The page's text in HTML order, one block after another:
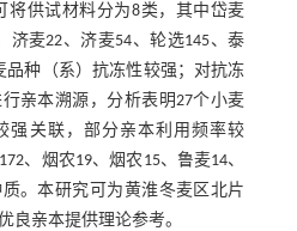
可将供试材料分为8类，其中岱麦
济麦22、济麦54、轮选145、泰
品种（系）抗冻性较强；对抗冻
亲本溯源，分析表明27个小麦
强关联，部分亲本利用频率较
、烟农19、烟农15、鲁麦14、
。本研究可为黄淮冬麦区北片
良亲本提供理论参考。